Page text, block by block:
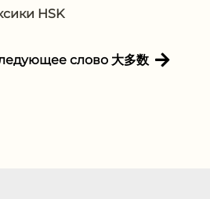
HSK
слово 大多数